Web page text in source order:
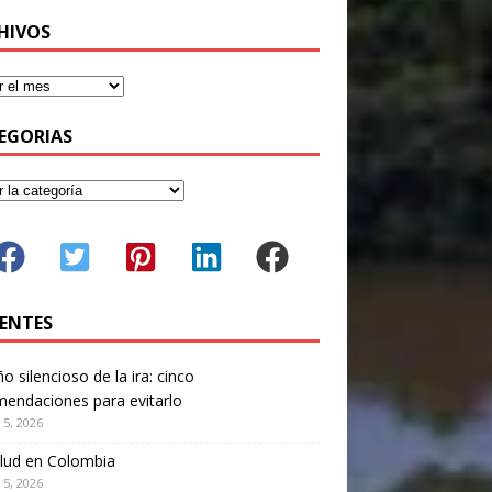
silencioso de la ira: cinco
para evitarlo
2026
en Colombia
2026